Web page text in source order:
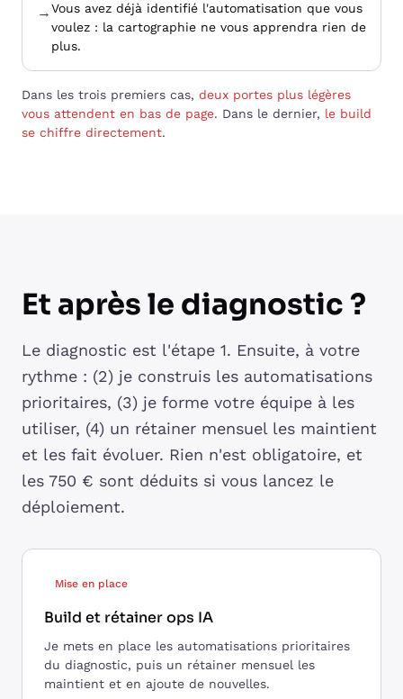
→Vous avez déjà identifié l'automatisation que vous
voulez : la cartographie ne vous apprendra rien de
plus.
Dans les trois premiers cas, deux portes plus légères
vous attendent en bas de page. Dans le dernier, le build
se chiffre directement.
Et après le diagnostic ?
Le diagnostic est l'étape 1. Ensuite, à votre
rythme : (2) je construis les automatisations
prioritaires, (3) je forme votre équipe à les
utiliser, (4) un rétainer mensuel les maintient
et les fait évoluer. Rien n'est obligatoire, et
les 750 € sont déduits si vous lancez le
déploiement.
Mise en place
Build et rétainer ops IA
Je mets en place les automatisations prioritaires
du diagnostic, puis un rétainer mensuel les
maintient et en ajoute de nouvelles.